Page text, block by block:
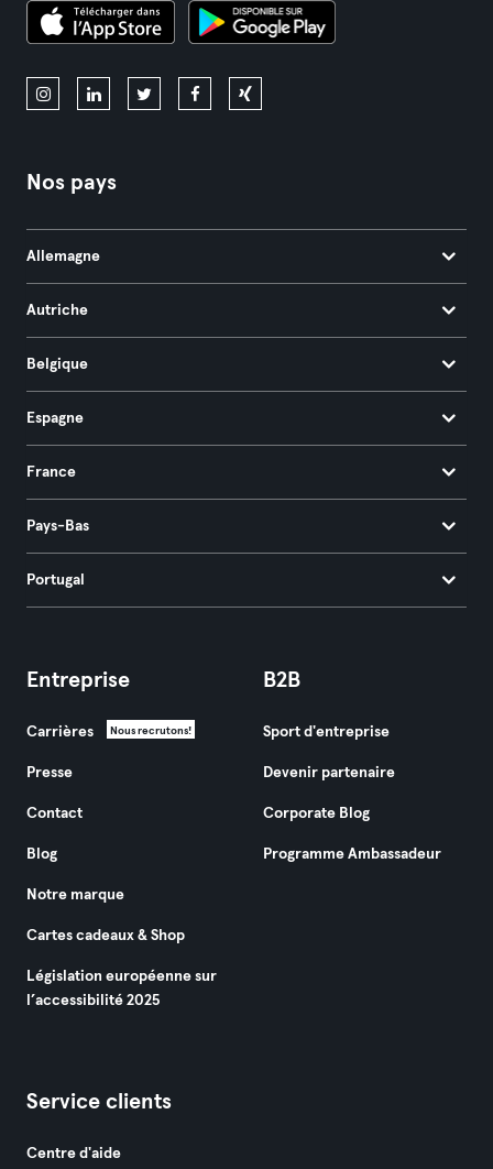
Nos pays
Allemagne
Autriche
Belgique
Espagne
France
Pays-Bas
Portugal
Entreprise
Carrières Nous recrutons!
Presse
Contact
Blog
Notre marque
Cartes cadeaux & Shop
Législation européenne sur
l’accessibilité 2025
B2B
Sport d'entreprise
Devenir partenaire
Corporate Blog
Programme Ambassadeur
Service clients
Centre d'aide